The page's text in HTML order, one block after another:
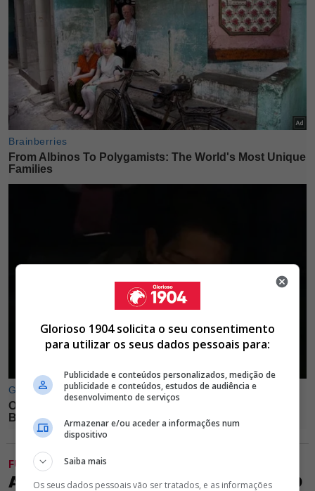
FUTEBOL
ATENÇÃO! BENFICA JÁ SABE QUANTO
Glorioso 1904 solicita o seu consentimento
para utilizar os seus dados pessoais para:
Publicidade e conteúdos personalizados, medição de
publicidade e conteúdos, estudos de audiência e
desenvolvimento de serviços
Armazenar e/ou aceder a informações num
dispositivo
Saiba mais
Os seus dados pessoais vão ser tratados, e as informações